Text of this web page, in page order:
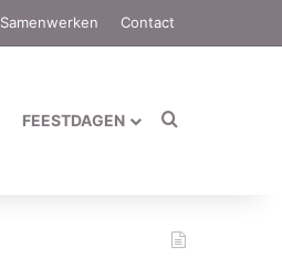
Samenwerken Contact
FEESTDAGEN Zoek naar